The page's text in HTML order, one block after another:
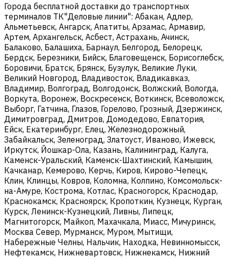
Города бесплатной доставки до транспортных
терминалов ТК"Деловые линии": Абакан, Адлер,
Альметьевск, Ангарск, Апатиты, Арзамас, Армавир,
Артем, Архангельск, Асбест, Астрахань, Ачинск,
Балаково, Балашиха, Барнаул, Белгород, Белорецк,
Бердск, Березники, Бийск, Благовещенск, Борисоглебск,
Боровичи, Братск, Брянск, Бузулук, Великие Луки,
Великий Новгород, Владивосток, Владикавказ,
Владимир, Волгоград, Волгодонск, Волжский, Вологда,
Воркута, Воронеж, Воскресенск, Воткинск, Всеволожск,
Выборг, Гатчина, Глазов, Горелово, Грозный, Дзержинск,
Димитровград, Дмитров, Домодедово, Евпатория,
Ейск, Екатеринбург, Елец, Железнодорожный,
Забайкальск, Зеленоград, Златоуст, Иваново, Ижевск,
Иркутск, Йошкар-Ола, Казань, Калининград, Калуга,
Каменск-Уральский, Каменск-Шахтинский, Камышин,
Качканар, Кемерово, Керчь, Киров, Кирово-Чепецк,
Клин, Клинцы, Ковров, Коломна, Колпино, Комсомольск-
на-Амуре, Кострома, Котлас, Красногорск, Краснодар,
Краснокамск, Красноярск, Кропоткин, Кузнецк, Курган,
Курск, Ленинск-Кузнецкий, Ливны, Липецк,
Магнитогорск, Майкоп, Махачкала, Миасс, Мичуринск,
Москва Север, Мурманск, Муром, Мытищи,
Набережные Челны, Нальчик, Находка, Невинномысск,
Нефтекамск, Нижневартовск, Нижнекамск, Нижний